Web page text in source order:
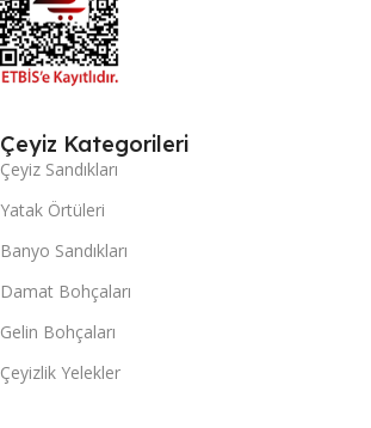
Çeyiz Kategorileri
Çeyiz Sandıkları
Yatak Örtüleri
Banyo Sandıkları
Damat Bohçaları
Gelin Bohçaları
Çeyizlik Yelekler